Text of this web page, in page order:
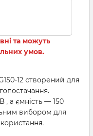
та можуть
умов.
12 створений для
, а ємність — 150
вибором для